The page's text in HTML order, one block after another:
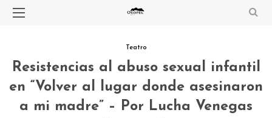
Teatro
Resistencias al abuso sexual infantil
en “Volver al lugar donde asesinaron
a mi madre” – Por Lucha Venegas